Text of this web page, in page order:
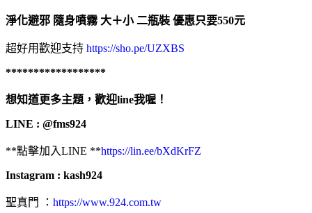
淨化避邪 隨身噴霧 大＋小 二瓶裝 優惠只要550元
超好用歡迎支持 https://sho.pe/UZXBS
******************
想知道更多主題，歡迎line我喔！
LINE : @fms924
**點擊加入LINE **https://lin.ee/bXdKrFZ
Instagram : kash924
聖真門 ： https://www.924.com.tw